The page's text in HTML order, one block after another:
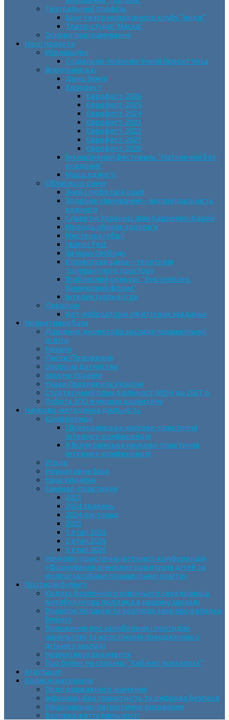
Театральний профіль
Шоу-театр молодіжного клубу “Імідж”
Театр-студія “Маска”
Основи програмування
Наші проєкти
Міжнародні
Соціально-психологічний проєкт VeLa
Всеукраїнські
День Землі
Єврофест
Єврофест-2026
Єврофест-2025
Єврофест-2024
Єврофест-2023
Єврофест-2022
Єврофест-2021
Єврофест-2020
Інклюзивний фестиваль “Натхнення без
кордонів”
Марш єдності
Обласного рівня
Знай і люби свій край
Здорове харчування – відповідальність
кожного
Славетні Українці. Іван Карпенко-Карий
Молодь обирає здоров’я
Мистецькі обрії
Humor Fest
За нашу свободу
Кіровоградщина – територія
толерантного простору
ІII обласний конкурс “Буктрейлер.
Книжковий форум”
Інтелектуальні ігри
Локальні
Арт-лабораторія «Життєвих завдань»
Нормативна база
Довідник директора закладу позашкільної
освіти
Накази
Листи/Положення
Охорона дитинства
Закони України
Укази Президента України
Стратегічний план діяльності МОН до 2027 р.
Робота ЗПО в умовах карантину
Науково-методична діяльність
Конференції
І Всеукраїнська науково-практична
інтернет-конференція
ІІ Всеукраїнська науково-практична
інтернет-конференція
Угоди
Нормативна база
Наші видання
Семінар-практикум
2023
2024 травень
2024 листопад
2025
1 етап 2026
2 етап 2026
3 етап 2026
Науково-практична інтернет-конференція
«Формування ціннісних орієнтирів дітей та
молоді засобами позашкільної освіти»
Протидія булінгу
Кодекс безпечного освітнього середовища.
Антибулінгова політика в нашому закладі
Порядок подання та розгляду заяв про випадки
булінгу
Положення про запобігання і протидію
насильству та жорстокому поводженню з
дітьми у закладі
Нормативні документи
Про булінг на сторінці “Кабінет психолога”
Атестація
Корисні матеріали
Події державного значення
Інформаційна грамотність та цифрова безпека
Національно-патріотичне виховання
Безпека життєдіяльності